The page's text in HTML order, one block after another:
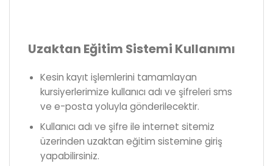
Uzaktan Eğitim Sistemi Kullanımı
Kesin kayıt işlemlerini tamamlayan
kursiyerlerimize kullanıcı adı ve şifreleri sms
ve e-posta yoluyla gönderilecektir.
Kullanıcı adı ve şifre ile internet sitemiz
üzerinden uzaktan eğitim sistemine giriş
yapabilirsiniz.